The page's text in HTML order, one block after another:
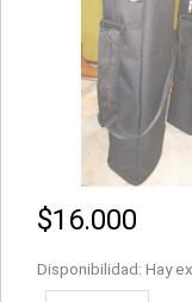
$16.000
Disponibilidad: Hay